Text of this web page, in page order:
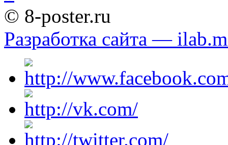
© 8-poster.ru
Разработка сайта —